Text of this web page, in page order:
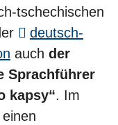
tschechischen
deutsch-
auch der
Sprachführer
kapsy“. Im